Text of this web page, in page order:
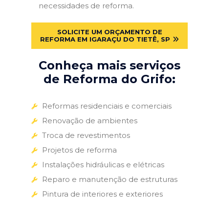
necessidades de reforma.
SOLICITE UM ORÇAMENTO DE
REFORMA EM IGARAÇU DO TIETÊ, SP
Conheça mais serviços
de Reforma do Grifo:
Reformas residenciais e comerciais
Renovação de ambientes
Troca de revestimentos
Projetos de reforma
Instalações hidráulicas e elétricas
Reparo e manutenção de estruturas
Pintura de interiores e exteriores